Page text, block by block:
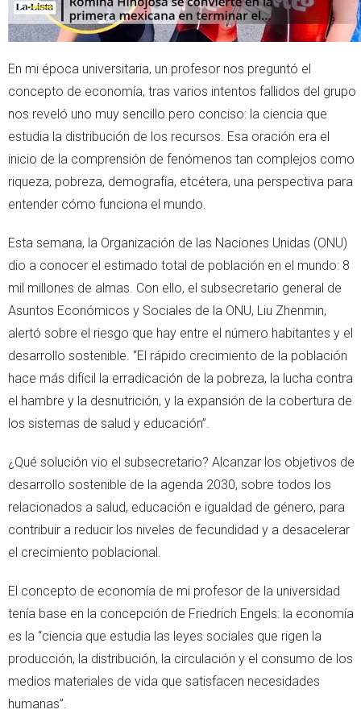
En mi época universitaria, un profesor nos preguntó el
concepto de economía, tras varios intentos fallidos del grupo
nos reveló uno muy sencillo pero conciso: la ciencia que
estudia la distribución de los recursos. Esa oración era el
inicio de la comprensión de fenómenos tan complejos como
riqueza, pobreza, demografía, etcétera, una perspectiva para
entender cómo funciona el mundo.
Esta semana, la Organización de las Naciones Unidas (ONU)
dio a conocer el estimado total de población en el mundo: 8
mil millones de almas. Con ello, el subsecretario general de
Asuntos Económicos y Sociales de la ONU, Liu Zhenmin,
alertó sobre el riesgo que hay entre el número habitantes y el
desarrollo sostenible. “El rápido crecimiento de la población
hace más difícil la erradicación de la pobreza, la lucha contra
el hambre y la desnutrición, y la expansión de la cobertura de
los sistemas de salud y educación”.
¿Qué solución vio el subsecretario? Alcanzar los objetivos de
desarrollo sostenible de la agenda 2030, sobre todos los
relacionados a salud, educación e igualdad de género, para
contribuir a reducir los niveles de fecundidad y a desacelerar
el crecimiento poblacional.
El concepto de economía de mi profesor de la universidad
tenía base en la concepción de Friedrich Engels: la economía
es la “ciencia que estudia las leyes sociales que rigen la
producción, la distribución, la circulación y el consumo de los
medios materiales de vida que satisfacen necesidades
humanas”.